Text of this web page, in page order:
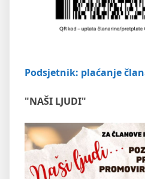
Podsjetnik: plaćanje
"NAŠI LJUDI"